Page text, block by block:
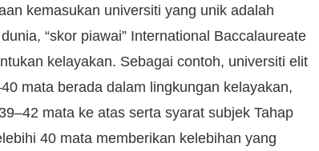
kemasukan universiti yang unik adalah
“skor piawai” International Baccalaureate
kelayakan. Sebagai contoh, universiti elit
mata berada dalam lingkungan kelayakan,
mata ke atas serta syarat subjek Tahap
40 mata memberikan kelebihan yang